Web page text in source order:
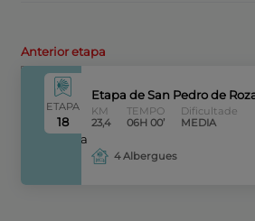
Anterior etapa
ETAPA
18
Etapa de San Pedro de
KM
23,4
TEMPO
06H 00’
Dificultade
MEDIA
4 Albergues